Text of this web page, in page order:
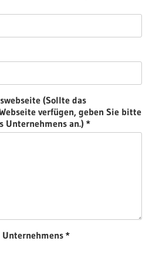
(Sollte das
verfügen, geben Sie bitte
Unternehmens an.)